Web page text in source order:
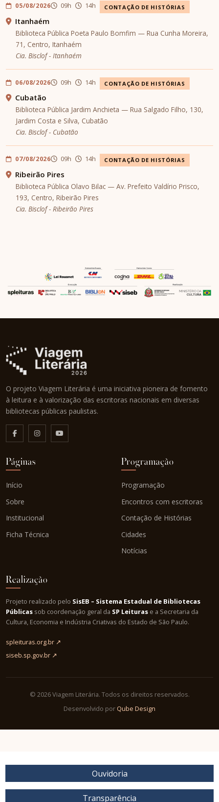
05/08/2026 09h 14h CONTAÇÃO DE HISTÓRIAS
Itanhaém
Biblioteca Pública Poeta Paulo Bomfim — Rua Cunha Moreira,
71, Centro, Itanhaém
Cia. Bisclof - Itanhaém
06/08/2026 09h 14h CONTAÇÃO DE HISTÓRIAS
Cubatão
Biblioteca Pública Jardim Anchieta — Rua Salgado Filho, 130,
Jardim Costa e Silva, Cubatão
Cia. Bisclof - Cubatão
07/08/2026 09h 14h CONTAÇÃO DE HISTÓRIAS
Ribeirão Pires
Biblioteca Pública Olavo Bilac — Av. Prefeito Valdírio Prisco,
193, Centro, Ribeirão Pires
Cia. Bisclof - Ribeirão Pires
O projeto Viagem Literária é uma iniciativa pioneira de fomento
à leitura e à valorização das escritoras nacionais em diversas
bibliotecas públicas paulistas.
Páginas
Início
Sobre
Institucional
Ficha Técnica
Programação
Programação
Encontros com escritoras
Contação de Histórias
Cidades
Notícias
Realização
Projeto realizado pelo SisEB – Sistema Estadual de Bibliotecas
Públicas sob coordenação geral da SP Leituras e a Secretaria da
Cultura, Economia e Indústria Criativas do Estado de São Paulo.
spleituras.org.br ↗
siseb.sp.gov.br ↗
© 2026 Viagem Literária. Todos os direitos reservados.
Desenvolvido por Qube Design
Ouvidoria
Transparência